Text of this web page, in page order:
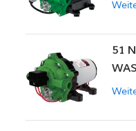
51